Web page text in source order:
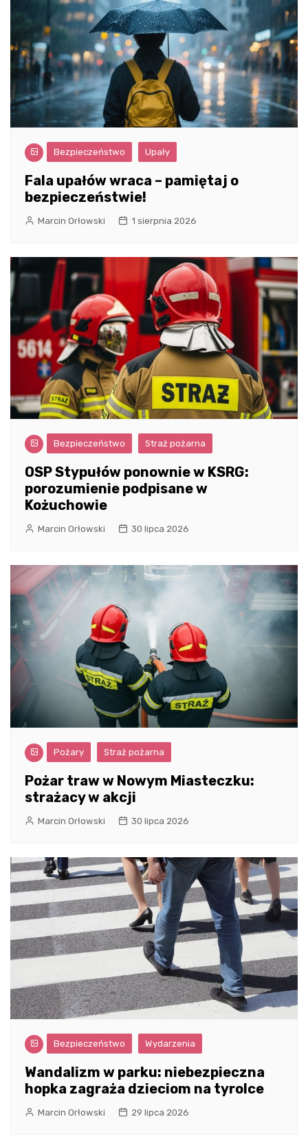
Bezpieczeństwo Upały
Fala upałów wraca – pamiętaj o
bezpieczeństwie!
Marcin Orłowski 1 sierpnia 2026
Bezpieczeństwo Straż pożarna
OSP Stypułów ponownie w KSRG:
porozumienie podpisane w
Kożuchowie
Marcin Orłowski 30 lipca 2026
Pożary Straż pożarna
Pożar traw w Nowym Miasteczku:
strażacy w akcji
Marcin Orłowski 30 lipca 2026
Bezpieczeństwo Wydarzenia
Wandalizm w parku: niebezpieczna
hopka zagraża dzieciom na tyrolce
Marcin Orłowski 29 lipca 2026